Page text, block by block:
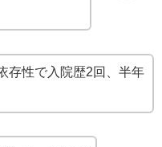
存性で入院歴2回、半年